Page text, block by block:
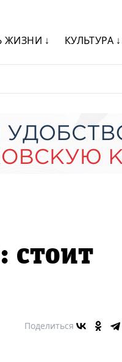
ЖИЗНИ ↓ КУЛЬТУРА ↓
стоит
Поделиться